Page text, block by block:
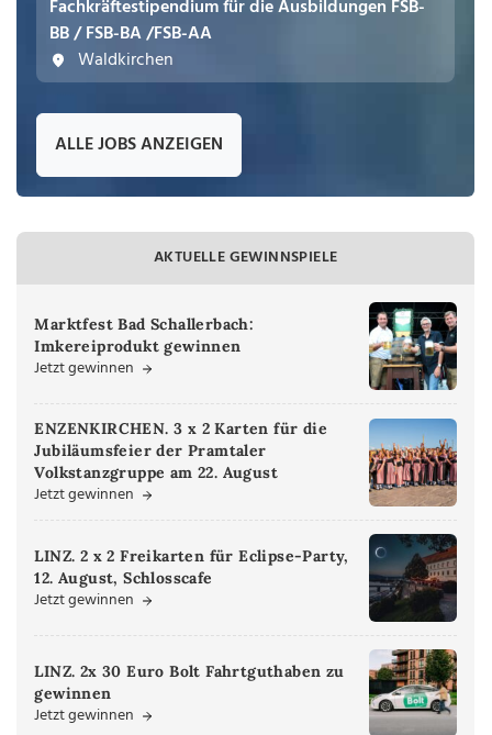
Fachkräftestipendium für die Ausbildungen FSB-
BB / FSB-BA /FSB-AA
Waldkirchen
ALLE JOBS ANZEIGEN
AKTUELLE GEWINNSPIELE
Marktfest Bad Schallerbach:
Imkereiprodukt gewinnen
Jetzt gewinnen
ENZENKIRCHEN. 3 x 2 Karten für die
Jubiläumsfeier der Pramtaler
Volkstanzgruppe am 22. August
Jetzt gewinnen
LINZ. 2 x 2 Freikarten für Eclipse-Party,
12. August, Schlosscafe
Jetzt gewinnen
LINZ. 2x 30 Euro Bolt Fahrtguthaben zu
gewinnen
Jetzt gewinnen